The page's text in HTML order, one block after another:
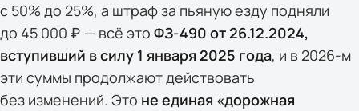
с 50% до 25%, а штраф за пьяную езду подняли
до 45 000 ₽ — всё это ФЗ-490 от 26.12.2024,
вступивший в силу 1 января 2025 года, и в 2026-м
эти суммы продолжают действовать
без изменений. Это не единая «дорожная